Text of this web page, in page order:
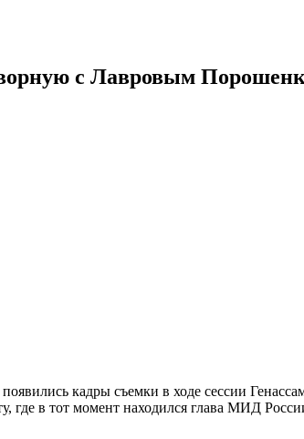
с Лавровым
кадры съемки в ходе сессии
где в тот момент находился глава МИД